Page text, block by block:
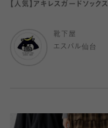
【人気】アキレスガードソックス
靴下屋
エスパル仙台